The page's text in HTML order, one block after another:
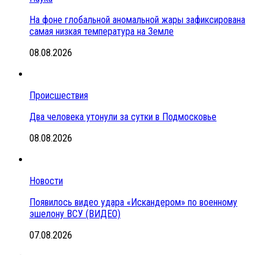
На фоне глобальной аномальной жары зафиксирована
самая низкая температура на Земле
08.08.2026
Происшествия
Два человека утонули за сутки в Подмосковье
08.08.2026
Новости
Появилось видео удара «Искандером» по военному
эшелону ВСУ (ВИДЕО)
07.08.2026